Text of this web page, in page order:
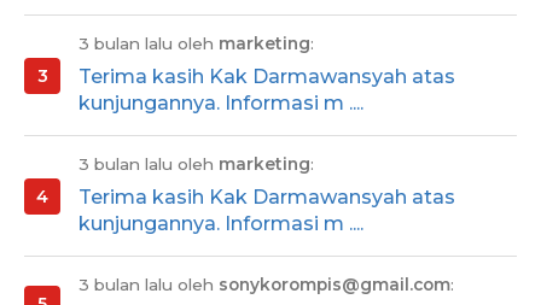
3 bulan lalu oleh marketing:
Terima kasih Kak Darmawansyah atas
kunjungannya. Informasi m ....
3 bulan lalu oleh marketing:
Terima kasih Kak Darmawansyah atas
kunjungannya. Informasi m ....
3 bulan lalu oleh sonykorompis@gmail.com: